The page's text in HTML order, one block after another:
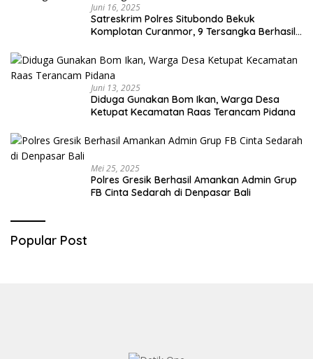
Juni 16, 2025
Satreskrim Polres Situbondo Bekuk
Komplotan Curanmor, 9 Tersangka Berhasil
Juni 13, 2025
Diduga Gunakan Bom Ikan, Warga Desa
Ketupat Kecamatan Raas Terancam Pidana
Mei 25, 2025
Polres Gresik Berhasil Amankan Admin Grup
FB Cinta Sedarah di Denpasar Bali
Popular Post